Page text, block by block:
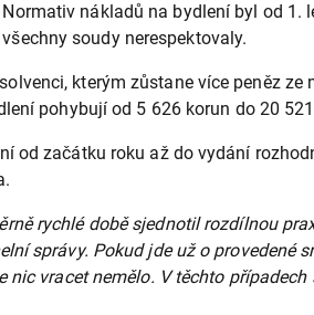
nákladů na bydlení byl od
soudy nerespektovaly.
kterým zůstane více peněz
pohybují od 5 626 korun do 20
od začátku roku až do vydání
rychlé době sjednotil rozdílnou
správy. Pokud jde už o
vracet nemělo. V těchto